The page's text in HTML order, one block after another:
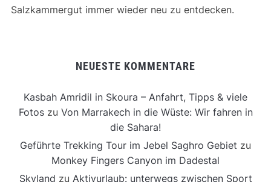
Salzkammergut immer wieder neu zu entdecken.
NEUESTE KOMMENTARE
Kasbah Amridil in Skoura – Anfahrt, Tipps & viele
Fotoszu Von Marrakech in die Wüste: Wir fahren in
die Sahara!
Geführte Trekking Tour im Jebel Saghro Gebiet zu
Monkey Fingers Canyon im Dadestal
Skyland zu Aktivurlaub: unterwegs zwischen Sport